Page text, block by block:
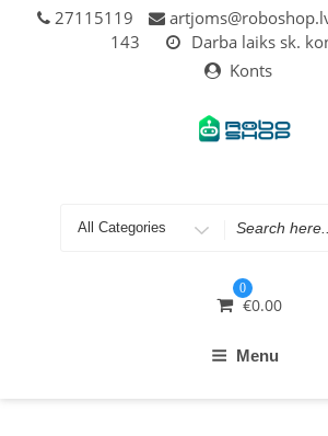
27115119
143
Darba laiks sk.
Konts
Search
0
€0.00
Menu